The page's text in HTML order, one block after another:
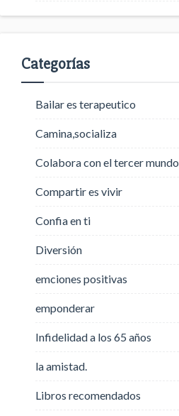
Categorías
Bailar es terapeutico
Camina,socializa
Colabora con el tercer mundo
Compartir es vivir
Confia en ti
Diversión
emciones positivas
emponderar
Infidelidad a los 65 años
la amistad.
Libros recomendados